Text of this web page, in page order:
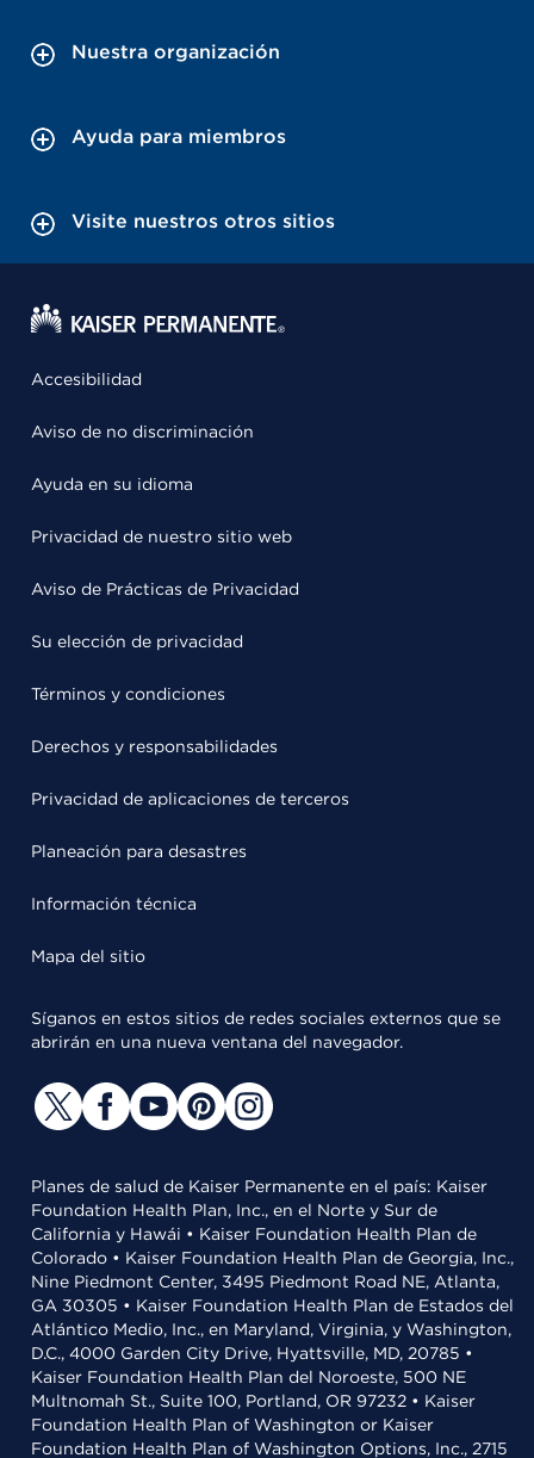
Nuestra organización
Ayuda para miembros
Visite nuestros otros sitios
Accesibilidad
Aviso de no discriminación
Ayuda en su idioma
Privacidad de nuestro sitio web
Aviso de Prácticas de Privacidad
Su elección de privacidad
Términos y condiciones
Derechos y responsabilidades
Privacidad de aplicaciones de terceros
Planeación para desastres
Información técnica
Mapa del sitio
Síganos en estos sitios de redes sociales externos que se
abrirán en una nueva ventana del navegador.
Planes de salud de Kaiser Permanente en el país: Kaiser
Foundation Health Plan, Inc., en el Norte y Sur de
California y Hawái • Kaiser Foundation Health Plan de
Colorado • Kaiser Foundation Health Plan de Georgia, Inc.,
Nine Piedmont Center, 3495 Piedmont Road NE, Atlanta,
GA 30305 • Kaiser Foundation Health Plan de Estados del
Atlántico Medio, Inc., en Maryland, Virginia, y Washington,
D.C., 4000 Garden City Drive, Hyattsville, MD, 20785 •
Kaiser Foundation Health Plan del Noroeste, 500 NE
Multnomah St., Suite 100, Portland, OR 97232 • Kaiser
Foundation Health Plan of Washington or Kaiser
Foundation Health Plan of Washington Options, Inc., 2715